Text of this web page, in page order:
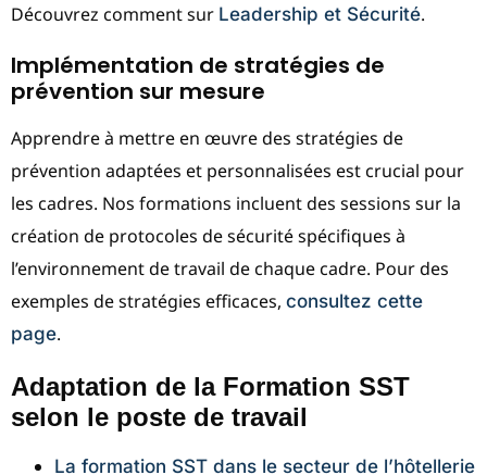
Découvrez comment sur Leadership et Sécurité.
Implémentation de stratégies de
prévention sur mesure
Apprendre à mettre en œuvre des stratégies de
prévention adaptées et personnalisées est crucial pour
les cadres. Nos formations incluent des sessions sur la
création de protocoles de sécurité spécifiques à
l’environnement de travail de chaque cadre. Pour des
exemples de stratégies efficaces, consultez cette
page.
Adaptation de la Formation SST
selon le poste de travail
La formation SST dans le secteur de l’hôtellerie